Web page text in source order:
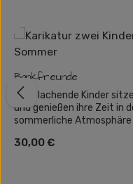
Bankfreunde
Zwei lachende Kinder
und genießen ihre Zeit in
sommerliche Atmosphäre
Regulärer Preis:
30,00 €